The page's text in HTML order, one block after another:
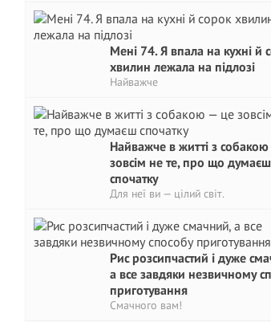
Мені 74. Я впала на кухні й
хвилин лежала на підлозі
Найважче
Найважче в житті з
зовсім не те, про що думаєш
спочатку
Для неї ви — цілий світ.
Рис розсипчастий і дуже
а все завдяки незвичному
приготування
Смачного вам!